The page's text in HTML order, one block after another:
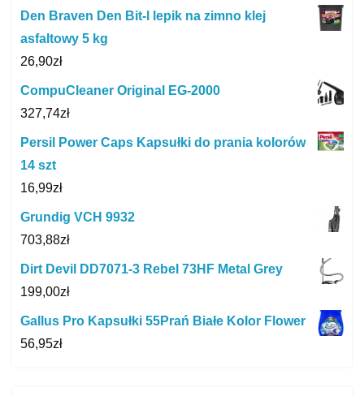
Den Braven Den Bit-l lepik na zimno klej
asfaltowy 5 kg
26,90zł
CompuCleaner Original EG-2000
327,74zł
Persil Power Caps Kapsułki do prania kolorów
14 szt
16,99zł
Grundig VCH 9932
703,88zł
Dirt Devil DD7071-3 Rebel 73HF Metal Grey
199,00zł
Gallus Pro Kapsułki 55Prań Białe Kolor Flower
56,95zł